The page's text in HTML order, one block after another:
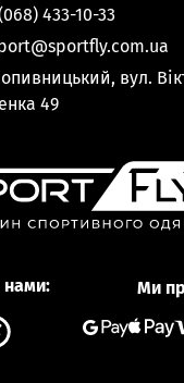
нами: Ми
433-10-33
вул.
49